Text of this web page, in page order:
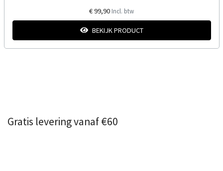
€ 99,90 Incl. btw
BEKIJK PRODUCT
Gratis levering vanaf €60